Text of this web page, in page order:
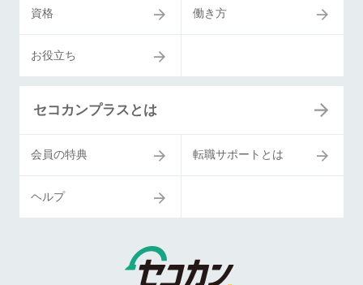
資格 働き方
お役立ち
セコカンプラスとは
会員の特典 転職サポートとは
ヘルプ